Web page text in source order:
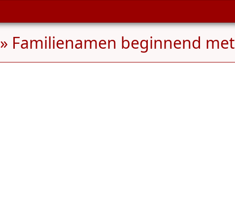
» Familienamen beginnend met